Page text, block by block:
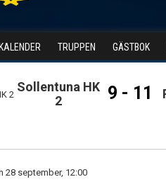
KALENDER TRUPPEN GÄSTBOK
Sollentuna HK
2
9 - 11
28 september, 12:00